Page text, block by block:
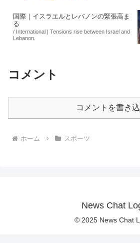
国際｜イスラエルとレバノンの緊張高ま
る
/ International | Tensions rise between Israel and
Lebanon.
コメント
コメントを書き
ホーム スポーツ
News Chat
© 2025 News Chat